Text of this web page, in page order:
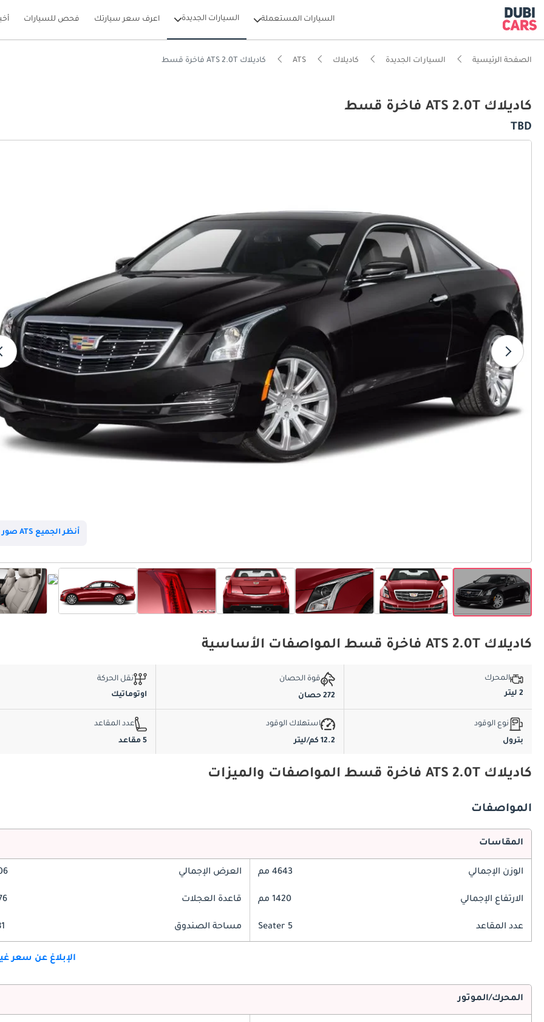
السيارات المستعملة السيارات الجديدة اعرف سعر سيارتك فحص للسيارات
الصفحة الرئيسية السيارات الجديدة كاديلاك ATS كاديلاك ATS 2.0T فاخرة قسط
كاديلاك ATS 2.0T فاخرة قسط
TBD
أنظر الجميع ATS صور
كاديلاك ATS 2.0T فاخرة قسط المواصفات الأساسية
المحرك
2 ليتر
قوة الحصان
272 حصان
نقل الحركة
اوتوماتيك
نوع الوقود
بترول
استهلاك الوقود
12.2 كم/ليتر
عدد المقاعد
5 مقاعد
كاديلاك ATS 2.0T فاخرة قسط المواصفات والميزات
المواصفات
المقاسات
الوزن الإجمالي 4643 مم العرض الإجمالي
الارتفاع الإجمالي 1420 مم قاعدة العجلات
عدد المقاعد 5 Seater مساحة الصندوق
الإبلاغ عن سعر
المحرك/الموتور